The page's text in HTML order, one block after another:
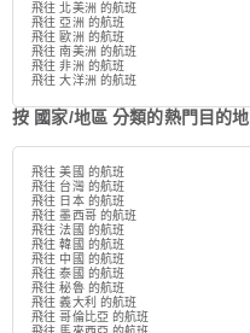
飛往 北美洲 的航班
飛往 亞洲 的航班
飛往 歐洲 的航班
飛往 南美洲 的航班
飛往 非洲 的航班
飛往 大洋洲 的航班
按 國家/地區 分類的熱門目的地
飛往 美國 的航班
飛往 台灣 的航班
飛往 日本 的航班
飛往 墨西哥 的航班
飛往 法國 的航班
飛往 韓國 的航班
飛往 中國 的航班
飛往 泰國 的航班
飛往 秘魯 的航班
飛往 義大利 的航班
飛往 哥倫比亞 的航班